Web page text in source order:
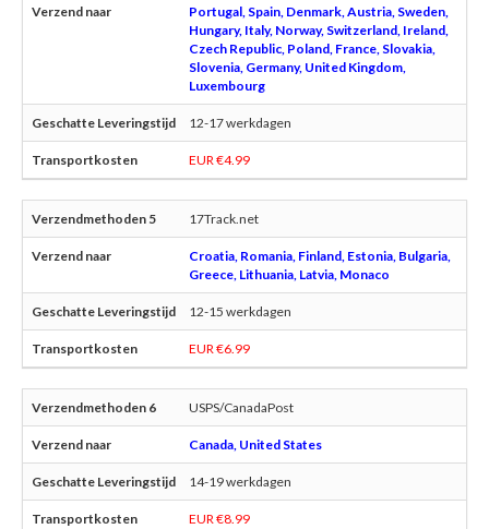
Portugal, Spain, Denmark, Austria, Sweden,
Hungary, Italy, Norway, Switzerland, Ireland,
Czech Republic, Poland, France, Slovakia,
Slovenia, Germany, United Kingdom,
Luxembourg
12-17 werkdagen
EUR €4.99
17Track.net
Croatia, Romania, Finland, Estonia, Bulgaria,
Greece, Lithuania, Latvia, Monaco
12-15 werkdagen
EUR €6.99
USPS/CanadaPost
Canada, United States
14-19 werkdagen
EUR €8.99